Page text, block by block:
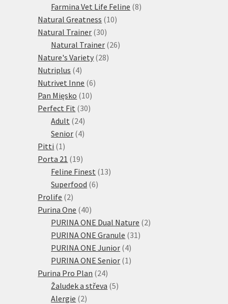
produktů
Farmina Vet Life Feline 88
Natural Greatness 1010
Natural Trainer 3030
produktů
Natural Trainer 2626
Nature's Variety 2828
Nutriplus 44
produkty
Nutrivet Inne 66
Pan Mięsko 1010
produktů
Perfect Fit 3030
Adult 2424
produktů
Senior 44
Pitti 1 1
produkt
Porta 21 1919
produktů
Feline Finest 1313
Superfood 66
Prolife 22
produkty
Purina One 4040
produktů
PURINA ONE Dual Nature 22
PURINA ONE Granule 31 31
PURINA ONE Junior 44
produkty
PURINA ONE Senior 1 1
Purina Pro Plan 2424
produktů
Žaludek a střeva 55
Alergie 22